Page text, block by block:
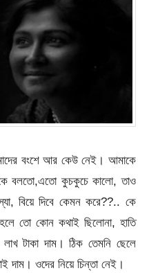
বংশে আর কেউ নেই। আমাকে
বলতো,এতো কুচকুচে কালো, তাও
বিয়ে দিবে কেমন করে??.. কে
তো কোন কথাই ছিলোনা, হাতি
টাকা দাম। ঠিক তেমনি ছেলে
দাম। ওদের নিয়ে চিন্তা নেই।